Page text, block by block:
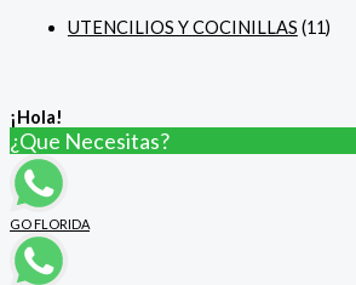
UTENCILIOS Y COCINILLAS (11)
¡Hola!
¿Que Necesitas?
GO FLORIDA